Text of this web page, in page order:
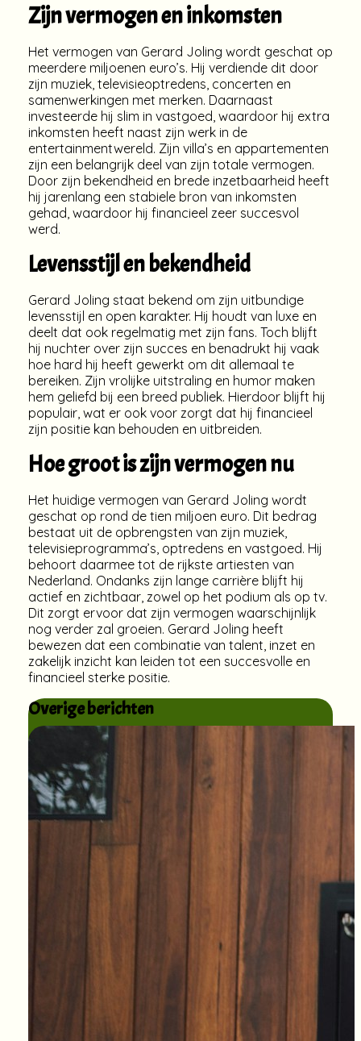
Zijn vermogen en inkomsten
Het vermogen van Gerard Joling wordt geschat op
meerdere miljoenen euro’s. Hij verdiende dit door
zijn muziek, televisieoptredens, concerten en
samenwerkingen met merken. Daarnaast
investeerde hij slim in vastgoed, waardoor hij extra
inkomsten heeft naast zijn werk in de
entertainmentwereld. Zijn villa’s en appartementen
zijn een belangrijk deel van zijn totale vermogen.
Door zijn bekendheid en brede inzetbaarheid heeft
hij jarenlang een stabiele bron van inkomsten
gehad, waardoor hij financieel zeer succesvol
werd.
Levensstijl en bekendheid
Gerard Joling staat bekend om zijn uitbundige
levensstijl en open karakter. Hij houdt van luxe en
deelt dat ook regelmatig met zijn fans. Toch blijft
hij nuchter over zijn succes en benadrukt hij vaak
hoe hard hij heeft gewerkt om dit allemaal te
bereiken. Zijn vrolijke uitstraling en humor maken
hem geliefd bij een breed publiek. Hierdoor blijft hij
populair, wat er ook voor zorgt dat hij financieel
zijn positie kan behouden en uitbreiden.
Hoe groot is zijn vermogen nu
Het huidige vermogen van Gerard Joling wordt
geschat op rond de tien miljoen euro. Dit bedrag
bestaat uit de opbrengsten van zijn muziek,
televisieprogramma’s, optredens en vastgoed. Hij
behoort daarmee tot de rijkste artiesten van
Nederland. Ondanks zijn lange carrière blijft hij
actief en zichtbaar, zowel op het podium als op tv.
Dit zorgt ervoor dat zijn vermogen waarschijnlijk
nog verder zal groeien. Gerard Joling heeft
bewezen dat een combinatie van talent, inzet en
zakelijk inzicht kan leiden tot een succesvolle en
financieel sterke positie.
Overige berichten